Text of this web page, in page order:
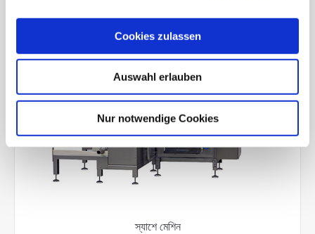
Cookies zulassen
Auswahl erlauben
Nur notwendige Cookies
স্যাশে মেশিন